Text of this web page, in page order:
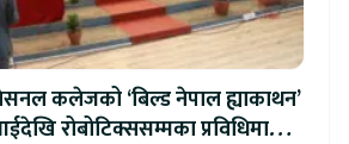
कलेजको ‘बिल्ड नेपाल ह्याकाथन’
रोबोटिक्ससम्मका प्रविधिमा